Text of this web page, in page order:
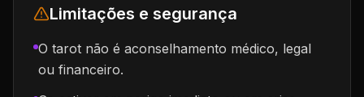
Limitações e segurança
O tarot não é aconselhamento médico, legal
ou financeiro.